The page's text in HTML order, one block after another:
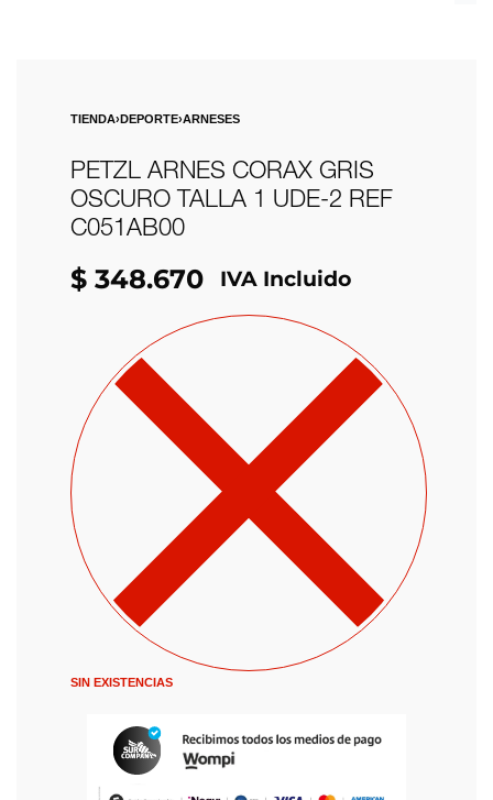
TIENDA›DEPORTE›ARNESES
PETZL ARNES CORAX GRIS
OSCURO TALLA 1 UDE-2 REF
C051AB00
$ 348.670 IVA Incluido
SIN EXISTENCIAS